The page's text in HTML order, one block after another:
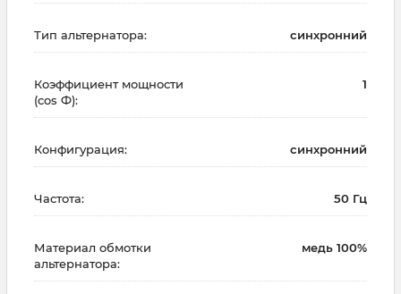
Тип альтернатора: синхронний
Коэффициент мощности
(cos Ф):
1
Конфигурация: синхронний
Частота: 50 Гц
Материал обмотки
альтернатора:
медь 100%